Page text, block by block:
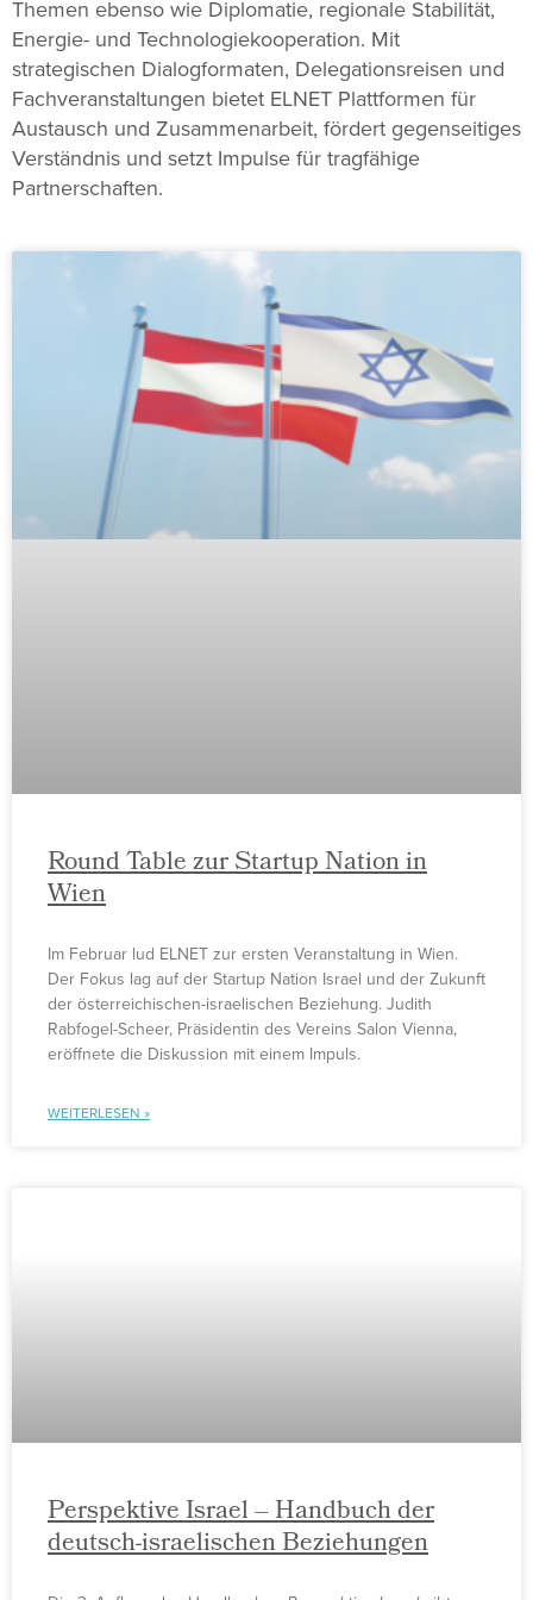
Themen ebenso wie Diplomatie, regionale Stabilität,
Energie- und Technologiekooperation. Mit
strategischen Dialogformaten, Delegationsreisen und
Fachveranstaltungen bietet ELNET Plattformen für
Austausch und Zusammenarbeit, fördert gegenseitiges
Verständnis und setzt Impulse für tragfähige
Partnerschaften.
Round Table zur Startup Nation in
Wien
Im Februar lud ELNET zur ersten Veranstaltung in Wien.
Der Fokus lag auf der Startup Nation Israel und der Zukunft
der österreichischen-israelischen Beziehung. Judith
Rabfogel-Scheer, Präsidentin des Vereins Salon Vienna,
eröffnete die Diskussion mit einem Impuls.
WEITERLESEN »
Perspektive Israel – Handbuch der
deutsch-israelischen Beziehungen